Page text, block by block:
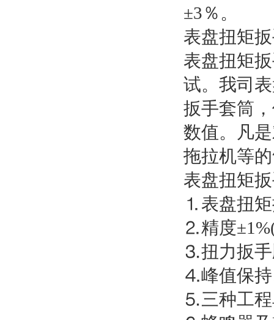
±3％。
表盘扭矩
表盘扭矩
试。我司
扳手套筒
数值。凡
拖拉机等
表盘扭矩
⒈表盘扭
⒉精度
⒊扭力扳
⒋峰值保
⒌三种工